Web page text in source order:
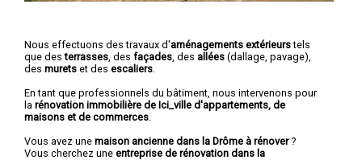
Nous effectuons des travaux d'aménagements extérieurstels
que desterrasses, des façades, des allées (dallage, pavage),
des murets et des escaliers.
En tant que professionnels du bâtiment, nous intervenons pour
la rénovation immobilière de Ici_ville d'appartements, de
maisons et de commerces.
Vous avez une maison ancienne dans la Drôme à rénover?
Vous cherchez une entreprise de rénovation dans la